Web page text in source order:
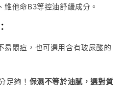
他命B3等控油舒緩成分。
：
易悶痘，也可選用含有玻尿酸的
足夠！ 保濕不等於油膩，選對質